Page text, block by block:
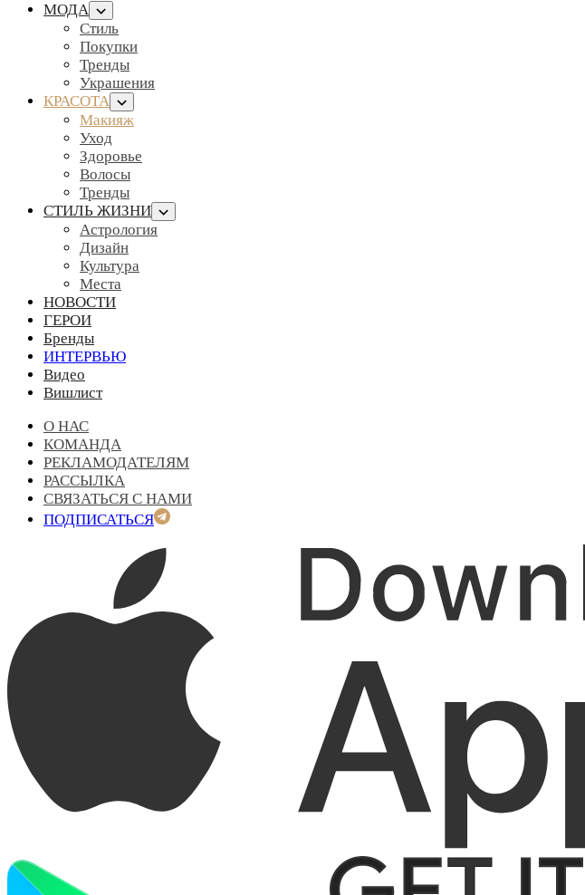
МОДА
Стиль
Покупки
Тренды
Украшения
КРАСОТА
Макияж
Уход
Здоровье
Волосы
Тренды
СТИЛЬ ЖИЗНИ
Астрология
Дизайн
Культура
Места
НОВОСТИ
ГЕРОИ
Бренды
ИНТЕРВЬЮ
Видео
Вишлист
О НАС
КОМАНДА
РЕКЛАМОДАТЕЛЯМ
РАССЫЛКА
СВЯЗАТЬСЯ С НАМИ
ПОДПИСАТЬСЯ